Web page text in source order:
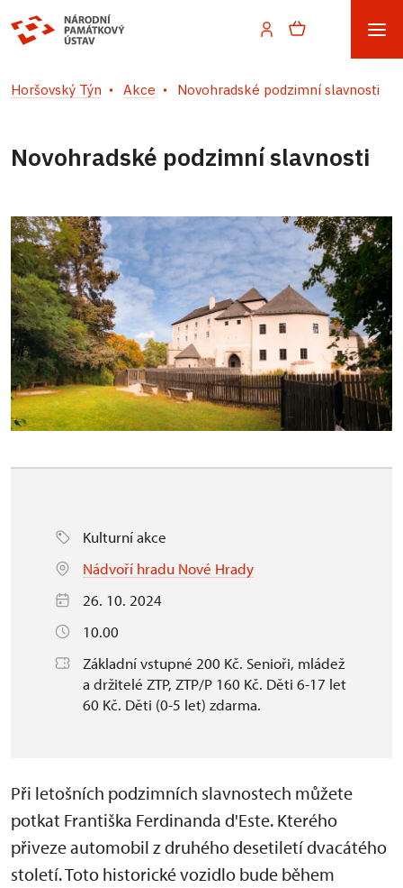
Horšovský Týn Akce Novohradské podzimní slavnosti
Novohradské podzimní slavnosti
Kulturní akce
Nádvoří hradu Nové Hrady
26. 10. 2024
10.00
Základní vstupné 200 Kč. Senioři, mládež
a držitelé ZTP, ZTP/P 160 Kč. Děti 6-17 let
60 Kč. Děti (0-5 let) zdarma.
Při letošních podzimních slavnostech můžete
potkat Františka Ferdinanda d'Este. Kterého
přiveze automobil z druhého desetiletí dvacátého
století. Toto historické vozidlo bude během